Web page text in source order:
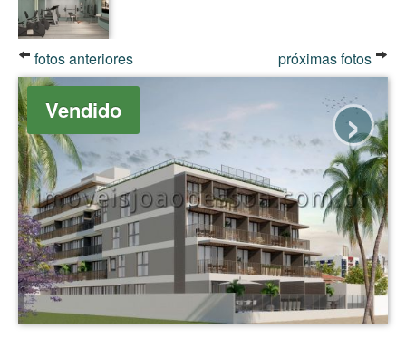
fotos anteriores próximas fotos
›
Vendido